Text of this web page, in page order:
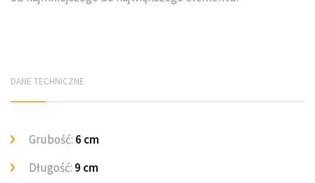
DANE TECHNICZNE
Grubość: 6 cm
Długość: 9 cm